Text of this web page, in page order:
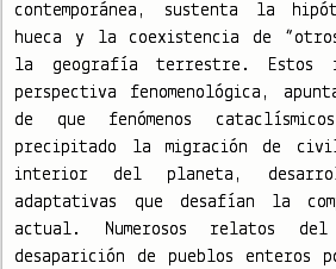
contemporánea, sustenta la
hueca y la coexistencia de
la geografía terrestre. Estos
perspectiva fenomenológica,
de que fenómenos
precipitado la migración de
interior del planeta,
adaptativas que desafían la
actual. Numerosos relatos
desaparición de pueblos enteros